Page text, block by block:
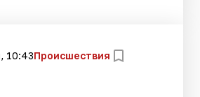
10:43Происшествия